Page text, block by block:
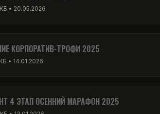
• 20.05.2026
КОРПОРАТИВ-ТРОФИ 2025
• 14.01.2026
4 ЭТАП ОСЕННИЙ МАРАФОН 2025